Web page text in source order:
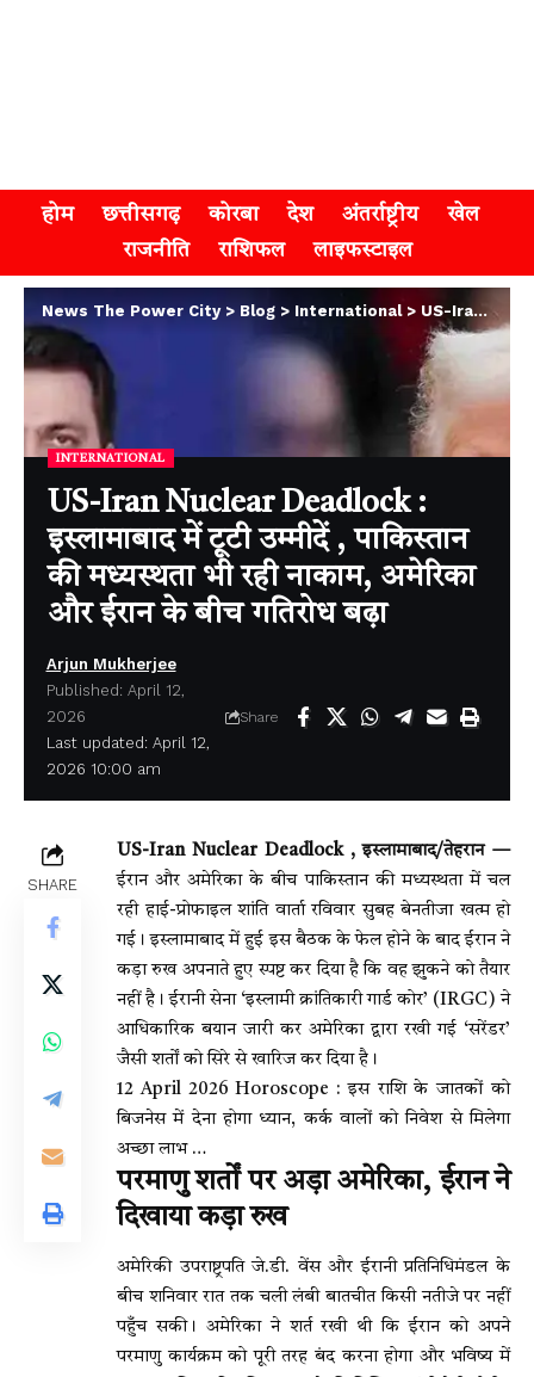
होम छत्तीसगढ़ कोरबा देश अंतर्राष्ट्रीय
खेल
राजनीति
राशिफल लाइफस्टाइल
News The Power City> Blog > International> US-Iran Nuclear Deadlock : इस्लामाबाद में टूटी उम्मीदें , पाकिस्तान की मध्यस्थता भी रही नाकाम, अमेरिका और ईरान के बीच गतिरोध बढ़ा
INTERNATIONAL
US-Iran Nuclear Deadlock :
इस्लामाबाद में टूटी उम्मीदें , पाकिस्तान
की मध्यस्थता भी रही नाकाम, अमेरिका
और ईरान के बीच गतिरोध बढ़ा
Last updated: April 12,
2026 10:00 am
Arjun Mukherjee
Published: April 12,
2026
Share
SHARE
US-Iran Nuclear Deadlock , इस्लामाबाद/तेहरान —
ईरान और अमेरिका के बीच पाकिस्तान की मध्यस्थता में चल
रही हाई-प्रोफाइल शांति वार्ता रविवार सुबह बेनतीजा खत्म हो
गई। इस्लामाबाद में हुई इस बैठक के फेल होने के बाद ईरान ने
कड़ा रुख अपनाते हुए स्पष्ट कर दिया है कि वह झुकने को तैयार
नहीं है। ईरानी सेना ‘इस्लामी क्रांतिकारी गार्ड कोर’ (IRGC) ने
आधिकारिक बयान जारी कर अमेरिका द्वारा रखी गई ‘सरेंडर’
जैसी शर्तों को सिरे से खारिज कर दिया है।
12 April 2026 Horoscope : इस राशि के जातकों को
बिजनेस में देना होगा ध्यान, कर्क वालों को निवेश से मिलेगा
अच्छा लाभ …
परमाणु शर्तों पर अड़ा अमेरिका, ईरान ने
दिखाया कड़ा रुख
अमेरिकी उपराष्ट्रपति जे.डी. वेंस और ईरानी प्रतिनिधिमंडल के
बीच शनिवार रात तक चली लंबी बातचीत किसी नतीजे पर नहीं
पहुँच सकी। अमेरिका ने शर्त रखी थी कि ईरान को अपने
परमाणु कार्यक्रम को पूरी तरह बंद करना होगा और भविष्य में